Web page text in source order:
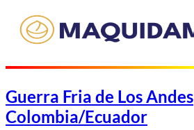
Guerra Fria de Los Andes
Colombia/Ecuador